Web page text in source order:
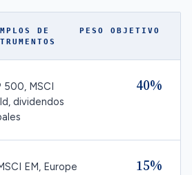
DE
PESO OBJETIVO
500, MSCI
dividendos
40%
EM, Europe
15%